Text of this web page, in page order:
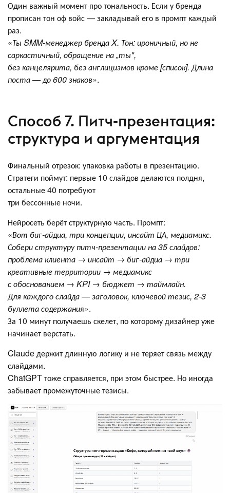
Один важный момент про тональность. Если у бренда
прописан тон оф войс — закладывай его в промпт каждый
раз.
«Ты SMM-менеджер бренда X. Тон: ироничный, но не
саркастичный, обращение на „ты",
без канцелярита, без англицизмов кроме [список]. Длина
поста — до 600 знаков».
Способ 7. Питч-презентация:
структура и аргументация
Финальный отрезок: упаковка работы в презентацию.
Стратеги поймут: первые 10 слайдов делаются полдня,
остальные 40 потребуют
три бессонные ночи.
Нейросеть берёт структурную часть. Промпт:
«Вот биг-айдиа, три концепции, инсайт ЦА, медиамикс.
Собери структуру питч-презентации на 35 слайдов:
проблема клиента → инсайт → биг-айдиа → три
креативные территории → медиамикс
с обоснованием → KPI → бюджет → таймлайн.
Для каждого слайда — заголовок, ключевой тезис, 2-3
буллета содержания».
За 10 минут получаешь скелет, по которому дизайнер уже
начинает верстать.
Claude держит длинную логику и не теряет связь между
слайдами.
ChatGPT тоже справляется, при этом быстрее. Но иногда
забывает промежуточные тезисы.